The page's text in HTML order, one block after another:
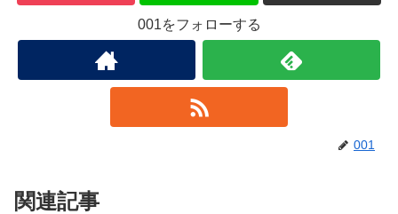
001をフォローする
001
関連記事